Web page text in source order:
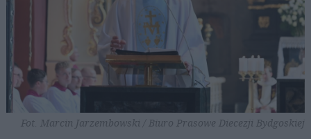
Fot. Marcin Jarzembowski / Biuro Prasowe Diecezji Bydgoskiej